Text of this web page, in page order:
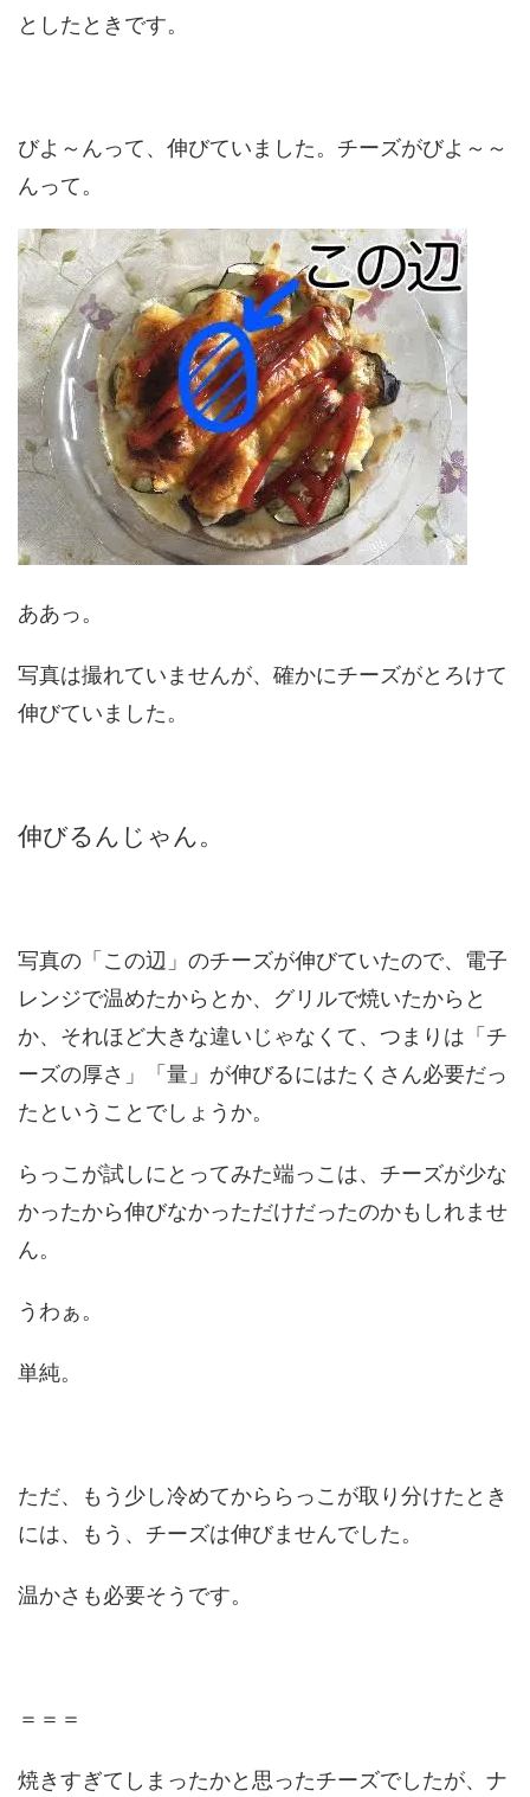
としたときです。
びよ～んって、伸びていました。チーズがびよ～～
んって。
ああっ。
写真は撮れていませんが、確かにチーズがとろけて
伸びていました。
伸びるんじゃん。
写真の「この辺」のチーズが伸びていたので、電子
レンジで温めたからとか、グリルで焼いたからと
か、それほど大きな違いじゃなくて、つまりは「チ
ーズの厚さ」「量」が伸びるにはたくさん必要だっ
たということでしょうか。
らっこが試しにとってみた端っこは、チーズが少な
かったから伸びなかっただけだったのかもしれませ
ん。
うわぁ。
単純。
ただ、もう少し冷めてかららっこが取り分けたとき
には、もう、チーズは伸びませんでした。
温かさも必要そうです。
＝＝＝
焼きすぎてしまったかと思ったチーズでしたが、ナ